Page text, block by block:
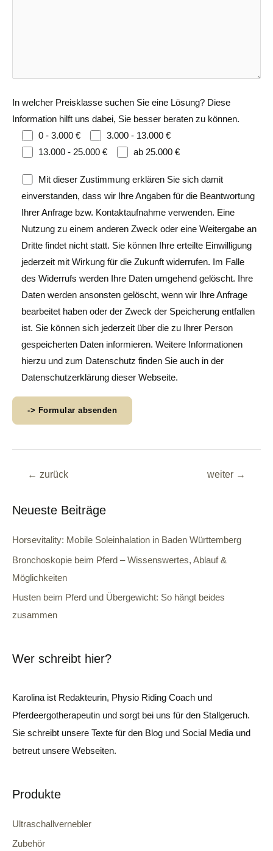
In welcher Preisklasse suchen Sie eine Lösung? Diese
Information hilft uns dabei, Sie besser beraten zu können.
0 - 3.000 €
3.000 - 13.000 €
13.000 - 25.000 €
ab 25.000 €
Mit dieser Zustimmung erklären Sie sich damit
einverstanden, dass wir Ihre Angaben für die Beantwortung
Ihrer Anfrage bzw. Kontaktaufnahme verwenden. Eine
Nutzung zu einem anderen Zweck oder eine Weitergabe an
Dritte findet nicht statt. Sie können Ihre erteilte Einwilligung
jederzeit mit Wirkung für die Zukunft widerrufen. Im Falle
des Widerrufs werden Ihre Daten umgehend gelöscht. Ihre
Daten werden ansonsten gelöscht, wenn wir Ihre Anfrage
bearbeitet haben oder der Zweck der Speicherung entfallen
ist. Sie können sich jederzeit über die zu Ihrer Person
gespeicherten Daten informieren. Weitere Informationen
hierzu und zum Datenschutz finden Sie auch in der
Datenschutzerklärung dieser Webseite.
← zurück weiter →
Neueste Beiträge
Horsevitality: Mobile Soleinhalation in Baden Württemberg
Bronchoskopie beim Pferd – Wissenswertes, Ablauf &
Möglichkeiten
Husten beim Pferd und Übergewicht: So hängt beides
zusammen
Wer schreibt hier?
Karolina ist Redakteurin, Physio Riding Coach und
Pferdeergotherapeutin und sorgt bei uns für den Stallgeruch.
Sie schreibt unsere Texte für den Blog und Social Media und
betreut unsere Webseiten.
Produkte
Ultraschallvernebler
Zubehör